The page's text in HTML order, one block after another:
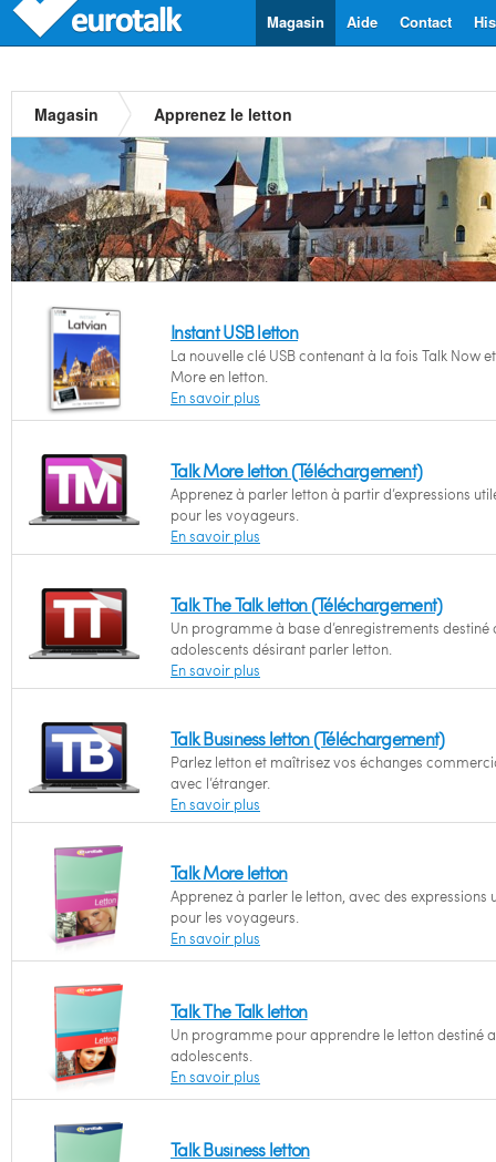
Contact
Aide
Magasin
Magasin Apprenez le letton
Instant USB letton
La nouvelle clé USB contenant à la fois Talk Now
More en letton.
En savoir plus
Talk More letton (Téléchargement)
Apprenez à parler letton à partir d’expressions
pour les voyageurs.
En savoir plus
Talk The Talk letton (Téléchargement)
Un programme à base d’enregistrements destiné
adolescents désirant parler letton.
En savoir plus
Talk Business letton (Téléchargement)
Parlez letton et maîtrisez vos échanges
avec l’étranger.
En savoir plus
Talk More letton
Apprenez à parler le letton, avec des expressions
pour les voyageurs.
En savoir plus
Talk The Talk letton
Un programme pour apprendre le letton destiné
adolescents.
En savoir plus
Talk Business letton